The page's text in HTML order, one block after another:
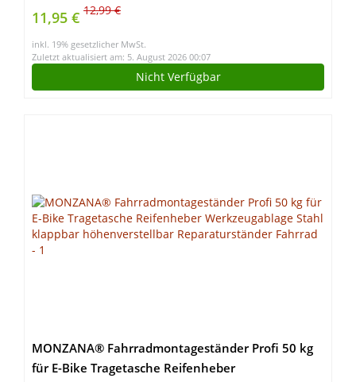
vertikalen V-Nuten | Ideales Schraubstock für
Rundmaterial & kleine Werkstücke – 3412099
11,95 € 12,99 €
inkl. 19% gesetzlicher MwSt.
Zuletzt aktualisiert am: 5. August 2026 00:07
Nicht Verfügbar
MONZANA® Fahrradmontageständer Profi 50 kg
für E-Bike Tragetasche Reifenheber